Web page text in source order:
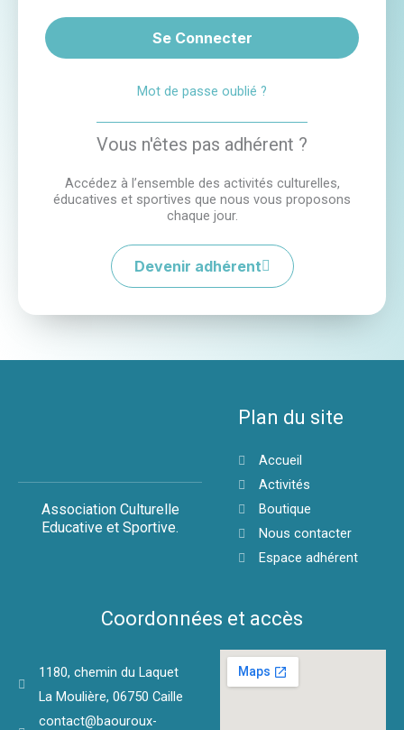
Mot de passe oublié ?
Vous n'êtes pas adhérent ?
Accédez à l’ensemble des activités culturelles,
éducatives et sportives que nous vous proposons
chaque jour.
Devenir adhérent
Association Culturelle
Educative et Sportive.
Plan du site
Accueil
Activités
Boutique
Nous contacter
Espace adhérent
Coordonnées et accès
1180, chemin du Laquet
La Moulière, 06750 Caille
contact@baouroux-